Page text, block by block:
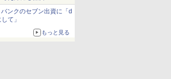
ンクのセブン出資に「d
て」
もっと見る